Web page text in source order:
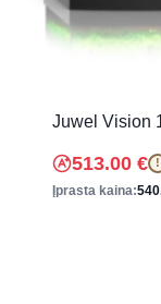
Juwel Vision
513.00 € !
Įprasta kaina: